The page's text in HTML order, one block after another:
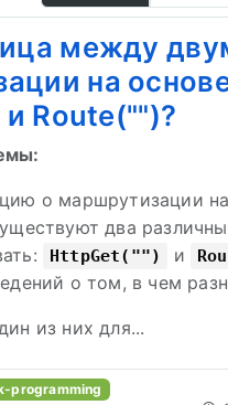
между
на
Route("")?
о маршрутизации
два
HttpGet("") и
о том, в чем
из них для...
programming